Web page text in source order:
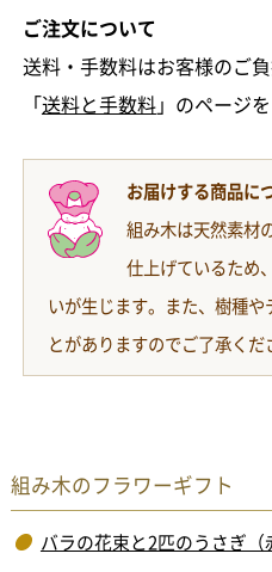
ご注文について
送料・手数料はお客様のご
「送料と手数料」のページ
お届けする商品に
組み木は天然素材
仕上げているため
いが生じます。また、樹種
とがありますのでご了承くだ
組み木のフラワーギフト
バラの花束と2匹のうさぎ（